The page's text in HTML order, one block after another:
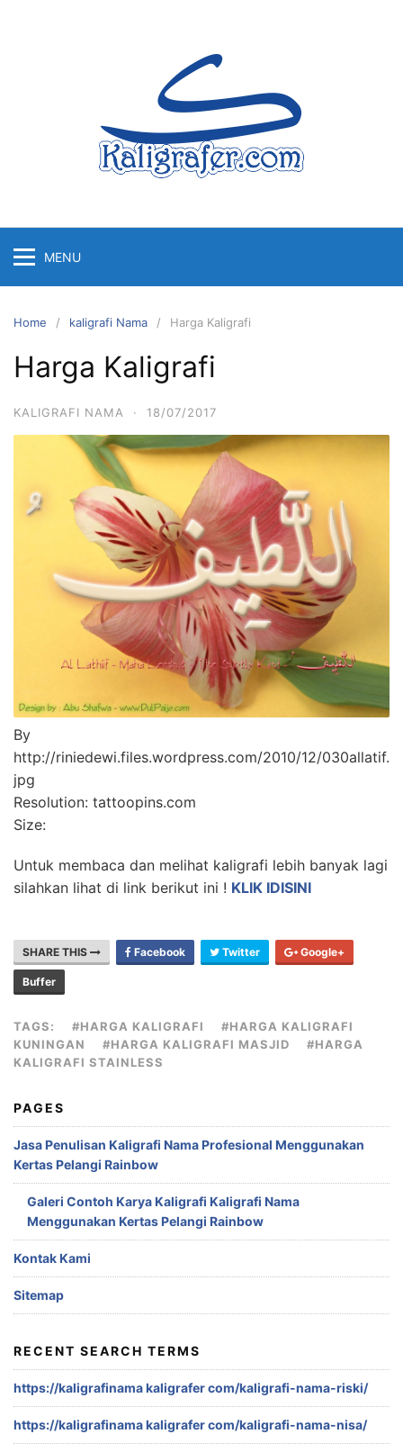
MENU
Home kaligrafi Nama Harga Kaligrafi
Harga Kaligrafi
KALIGRAFI NAMA · 18/07/2017
By
http://riniedewi.files.wordpress.com/2010/12/030allatif.
jpg
Resolution: tattoopins.com
Size:
Untuk membaca dan melihat kaligrafi lebih banyak lagi
silahkan lihat di link berikut ini ! KLIK IDISINI
SHARE THIS Facebook Twitter Google+
Buffer
TAGS: #HARGA KALIGRAFI
#HARGA KALIGRAFI
KUNINGAN
#HARGA KALIGRAFI MASJID
#HARGA
KALIGRAFI STAINLESS
PAGES
Jasa Penulisan Kaligrafi Nama Profesional Menggunakan
Kertas Pelangi Rainbow
Galeri Contoh Karya Kaligrafi Kaligrafi Nama
Menggunakan Kertas Pelangi Rainbow
Kontak Kami
Sitemap
RECENT SEARCH TERMS
https://kaligrafinama kaligrafer com/kaligrafi-nama-riski/
https://kaligrafinama kaligrafer com/kaligrafi-nama-nisa/